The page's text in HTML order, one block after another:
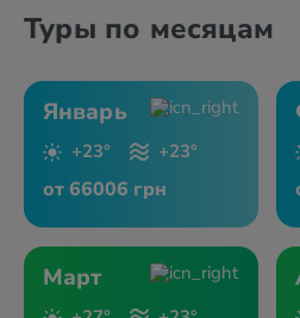
Туры по месяцам
Январь
+23° +23°
от 66006 грн
Март